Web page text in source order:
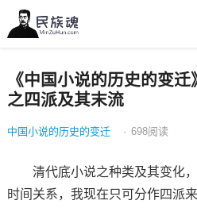
《中国小说的历史的变
之四派及其末流
中国小说的历史的变迁 · 698阅读
清代底小说之种类及其变化，
时间关系，我现在只可分作四派